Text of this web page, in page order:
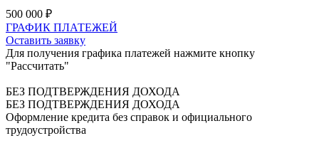
500 000 ₽
ГРАФИК ПЛАТЕЖЕЙ
Оставить заявку
Для получения графика платежей нажмите кнопку
"Рассчитать"
БЕЗ ПОДТВЕРЖДЕНИЯ ДОХОДА
БЕЗ ПОДТВЕРЖДЕНИЯ ДОХОДА
Оформление кредита без справок и официального
трудоустройства